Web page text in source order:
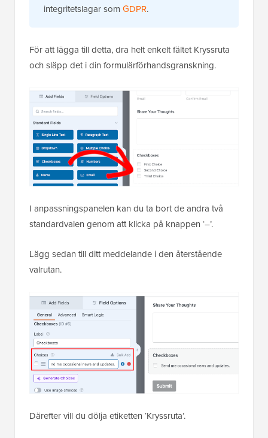
integritetslagar som GDPR.
För att lägga till detta, dra helt enkelt fältet Kryssruta
och släpp det i din formulärförhandsgranskning.
I anpassningspanelen kan du ta bort de andra två
standardvalen genom att klicka på knappen ‘–’.
Lägg sedan till ditt meddelande i den återstående
valrutan.
Därefter vill du dölja etiketten ‘Kryssruta’.